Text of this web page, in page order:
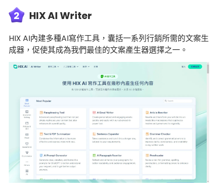
2 HIX AI Writer
HIX AI內建多種AI寫作工具，囊括一系列行銷所需的文案生
成器，促使其成為我們最佳的文案產生器選擇之一。